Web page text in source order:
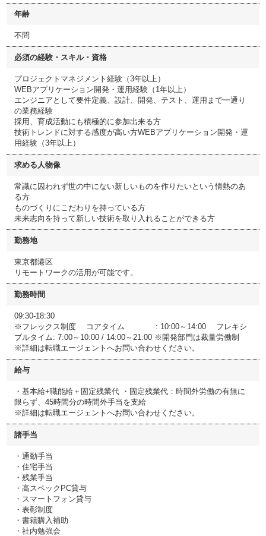
年齢
不問
必須の経験・スキル・資格
プロジェクトマネジメント経験（3年以上）
WEBアプリケーション開発・運用経験（1年以上）
エンジニアとして要件定義、設計、開発、テスト、運用まで一通り
の業務経験
採用、育成活動にも積極的に参加出来る方
技術トレンドに対する感度が高い方WEBアプリケーション開発・運
用経験（3年以上）
求める人物像
常識に囚われず世の中にない新しいものを作りたいという情熱のあ
る方
ものづくりにこだわりを持っている方
未来志向を持って新しい技術を取り入れることができる方
勤務地
東京都港区
リモートワークの活用が可能です。
勤務時間
09:30-18:30
※フレックス制度 コアタイム : 10:00～14:00 フレキシ
ブルタイム: 7:00～10:00 / 14:00～21:00 ※開発部門は裁量労働制
※詳細は転職エージェントへお問い合わせください。
給与
・基本給+職能給＋固定残業代 ・固定残業代：時間外労働の有無に
限らず、45時間分の時間外手当を支給
※詳細は転職エージェントへお問い合わせください。
諸手当
・通勤手当
・住宅手当
・残業手当
・高スペックPC貸与
・スマートフォン貸与
・表彰制度
・書籍購入補助
・社内勉強会